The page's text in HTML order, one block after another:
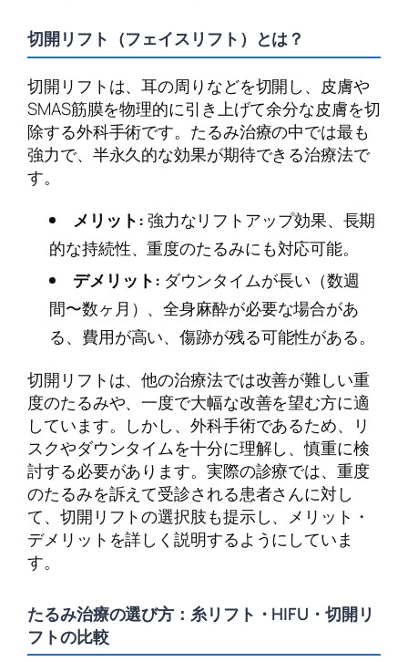
切開リフト（フェイスリフト）とは？
切開リフトは、耳の周りなどを切開し、皮膚や
SMAS筋膜を物理的に引き上げて余分な皮膚を切
除する外科手術です。たるみ治療の中では最も
強力で、半永久的な効果が期待できる治療法で
す。
メリット:強力なリフトアップ効果、長期
的な持続性、重度のたるみにも対応可能。
デメリット: ダウンタイムが長い（数週
間〜数ヶ月）、全身麻酔が必要な場合があ
る、費用が高い、傷跡が残る可能性がある。
切開リフトは、他の治療法では改善が難しい重
度のたるみや、一度で大幅な改善を望む方に適
しています。しかし、外科手術であるため、リ
スクやダウンタイムを十分に理解し、慎重に検
討する必要があります。実際の診療では、重度
のたるみを訴えて受診される患者さんに対し
て、切開リフトの選択肢も提示し、メリット・
デメリットを詳しく説明するようにしていま
す。
たるみ治療の選び方：糸リフト・HIFU・切開リ
フトの比較